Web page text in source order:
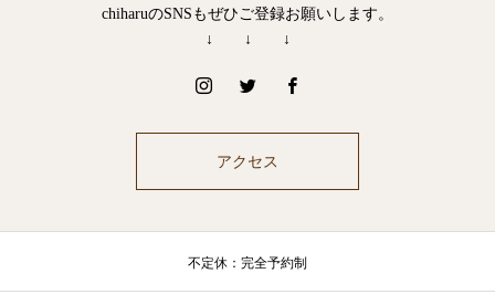
chiharuのSNSもぜひご登録お願いします。
↓ ↓ ↓
アクセス
不定休：完全予約制